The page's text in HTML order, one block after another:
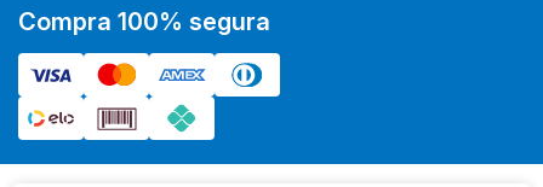
Compra 100% segura